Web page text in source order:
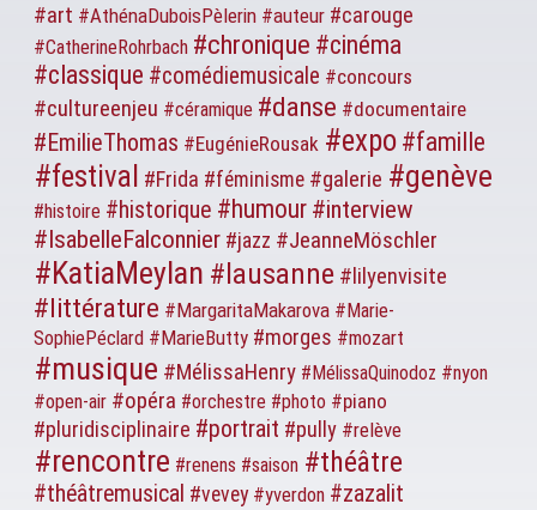
#art #AthénaDuboisPèlerin #auteur #carouge
#CatherineRohrbach #chronique #cinéma
#classique #comédiemusicale #concours
#cultureenjeu #céramique #danse #documentaire
#EmilieThomas #EugénieRousak #expo #famille
#festival #Frida #féminisme #galerie #genève
#histoire #historique #humour #interview
#IsabelleFalconnier #jazz #JeanneMöschler
#KatiaMeylan #lausanne #lilyenvisite
#littérature #MargaritaMakarova #Marie-
SophiePéclard #MarieButty #morges #mozart
#musique #MélissaHenry #MélissaQuinodoz #nyon
#open-air #opéra #orchestre #photo #piano
#pluridisciplinaire #portrait #pully #relève
#rencontre #renens #saison #théâtre
#théâtremusical #vevey #yverdon #zazalit